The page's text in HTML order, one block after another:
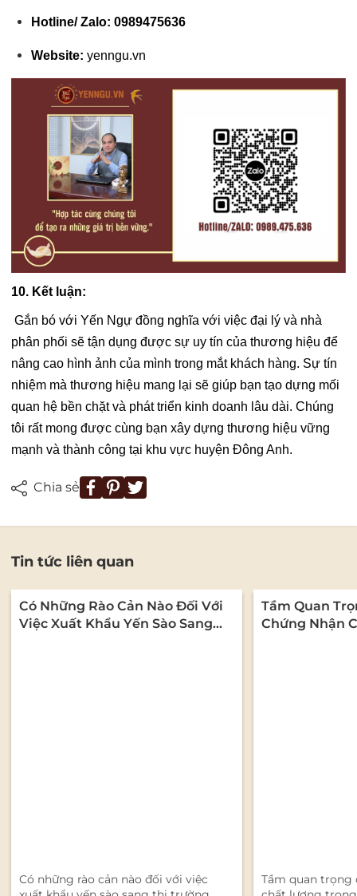
Hotline/ Zalo: 0989475636
Website: yenngu.vn
10. Kết luận:
Gắn bó với Yến Ngự đồng nghĩa với việc đại lý và nhà
phân phối sẽ tận dụng được sự uy tín của thương hiệu để
nâng cao hình ảnh của mình trong mắt khách hàng. Sự tín
nhiệm mà thương hiệu mang lại sẽ giúp bạn tạo dựng mối
quan hệ bền chặt và phát triển kinh doanh lâu dài. Chúng
tôi rất mong được cùng bạn xây dựng thương hiệu vững
mạnh và thành công tại khu vực huyện Đông Anh.
Chia sẻ
Tin tức liên quan
Có Những Rào Cản Nào Đối Với
Việc Xuất Khẩu Yến Sào Sang
Có những rào cản nào đối với việc
Tầm Quan
Chứng Nhận
Tầm quan trọng